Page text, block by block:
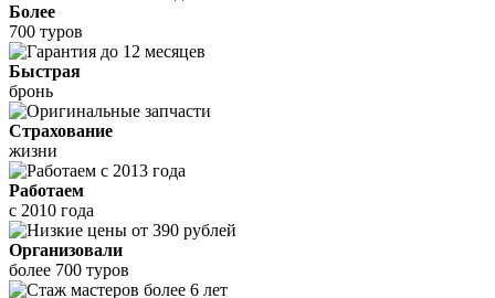
Более
700 туров
Быстрая
бронь
Страхование
жизни
Работаем
с 2010 года
Организовали
более 700 туров